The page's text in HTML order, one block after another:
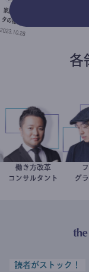
各
新田龍
働き方改革
コンサルタント
読者がストック！